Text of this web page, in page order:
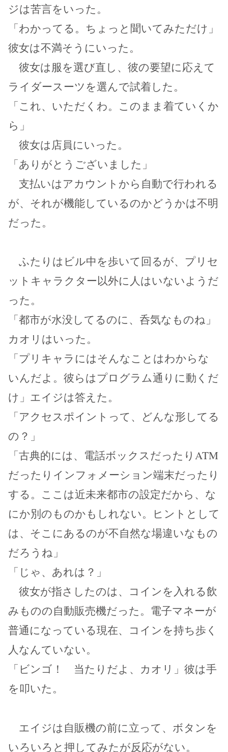
ジは苦言をいった。
「わかってる。ちょっと聞いてみただけ」
彼女は不満そうにいった。
彼女は服を選び直し、彼の要望に応えて
ライダースーツを選んで試着した。
「これ、いただくわ。このまま着ていくか
ら」
彼女は店員にいった。
「ありがとうございました」
支払いはアカウントから自動で行われる
が、それが機能しているのかどうかは不明
だった。
ふたりはビル中を歩いて回るが、プリセ
ットキャラクター以外に人はいないようだ
った。
「都市が水没してるのに、呑気なものね」
カオリはいった。
「プリキャラにはそんなことはわからな
いんだよ。彼らはプログラム通りに動くだ
け」エイジは答えた。
「アクセスポイントって、どんな形してる
の？」
「古典的には、電話ボックスだったりATM
だったりインフォメーション端末だったり
する。ここは近未来都市の設定だから、な
にか別のものかもしれない。ヒントとして
は、そこにあるのが不自然な場違いなもの
だろうね」
「じゃ、あれは？」
彼女が指さしたのは、コインを入れる飲
みものの自動販売機だった。電子マネーが
普通になっている現在、コインを持ち歩く
人なんていない。
「ビンゴ！ 当たりだよ、カオリ」彼は手
を叩いた。
エイジは自販機の前に立って、ボタンを
いろいろと押してみたが反応がない。